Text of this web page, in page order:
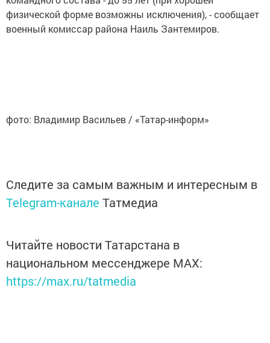
физической форме возможны исключения), - сообщает
военный комиссар района Наиль Зантемиров.
фото: Владимир Васильев / «Татар-информ»
Следите за самым важным и интересным в
Telegram-канале Татмедиа
Читайте новости Татарстана в
национальном мессенджере MАХ:
https://max.ru/tatmedia